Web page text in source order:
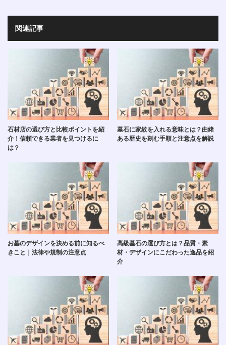
関連記事
石材店の選び方と比較ポイントを紹
介！信頼できる業者を見つけるに
は？
墓石に家紋を入れる意味とは？由緒
ある歴史を刻む手順と注意点を解説
お墓のデザインを決める前に知るべ
きこと｜法律や規制の注意点
高級墓石の選び方とは？品質・素
材・デザインにこだわった逸品を紹
介